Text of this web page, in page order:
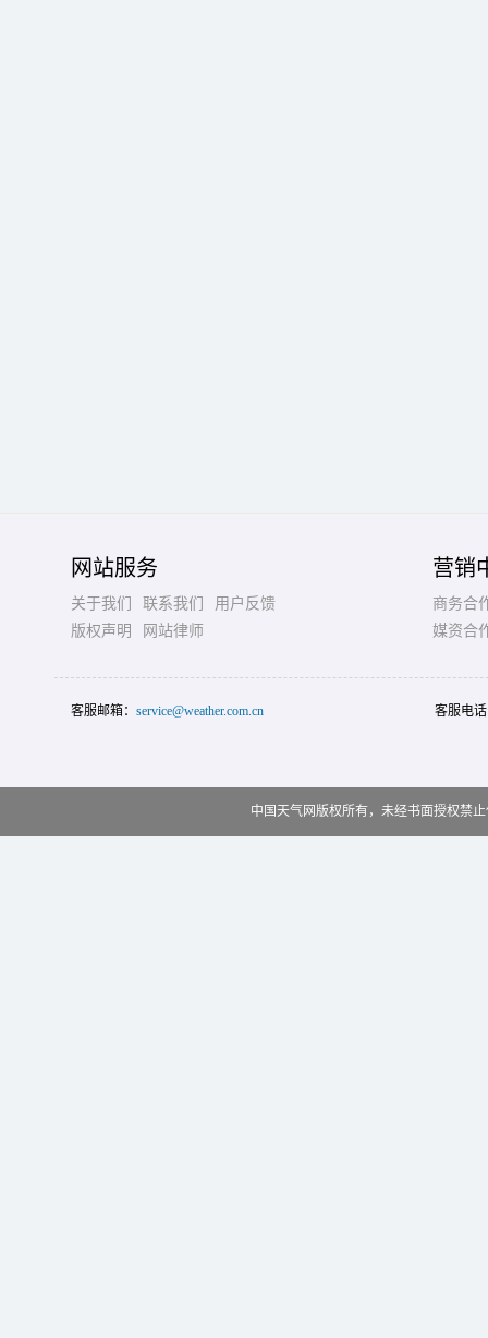
网站服务
关于我们 联系我们
用户反馈
版权声明
网站律师
营销
商务合
媒资合
客服邮箱： service@weather.com.cn 客服电
中国天气网版权所有，未经书面授权